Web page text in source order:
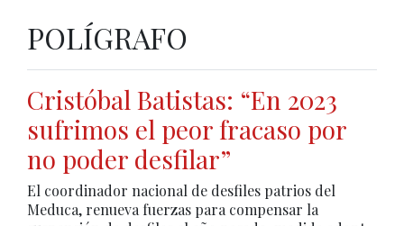
POLÍGRAFO
Cristóbal Batistas: “En 2023
sufrimos el peor fracaso por
no poder desfilar”
El coordinador nacional de desfiles patrios del
Meduca, renueva fuerzas para compensar la